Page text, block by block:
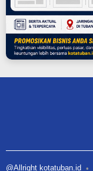
@Allright kotatuban.id